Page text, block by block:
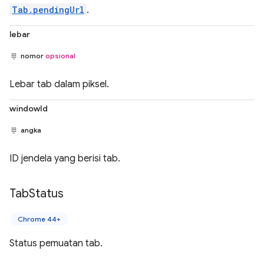
Tab.pendingUrl .
lebar
nomor opsional
Lebar tab dalam piksel.
windowId
angka
ID jendela yang berisi tab.
TabStatus
Chrome 44+
Status pemuatan tab.